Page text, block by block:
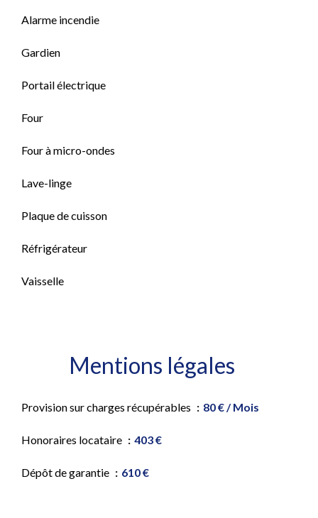
Alarme incendie
Gardien
Portail électrique
Four
Four à micro-ondes
Lave-linge
Plaque de cuisson
Réfrigérateur
Vaisselle
Mentions légales
Provision sur charges récupérables 80 € / Mois
Honoraires locataire 403 €
Dépôt de garantie 610 €